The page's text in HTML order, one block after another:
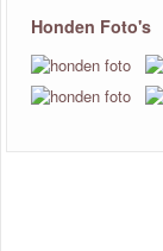
Honden Foto's